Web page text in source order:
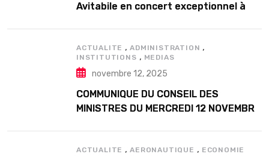
Avitabile en concert exceptionnel à
ACTUALITE ,ADMINISTRATION ,
INSTITUTIONS , MEDIAS
novembre 12, 2025
COMMUNIQUE DU CONSEIL DES
MINISTRES DU MERCREDI 12 NOVEMBRE
ACTUALITE ,AERONAUTIQUE , ECONOMIE